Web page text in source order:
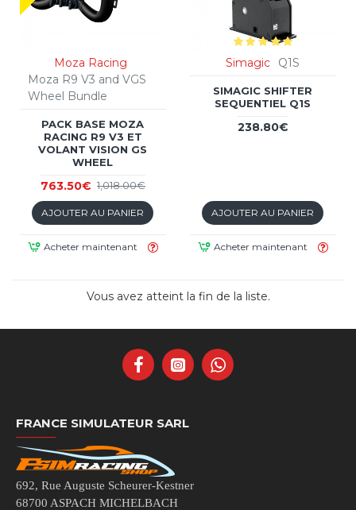
Moza Racing
Moza R9 V3 and VGS
Wheel Bundle
PACK BASE MOZA
RACING R9 V3 ET
VOLANT VISION GS
WHEEL
763.50€ 1,018.00€
AJOUTER AU PANIER
Acheter maintenant
Simagic Q1S
SIMAGIC SHIFTER
SEQUENTIEL Q1S
238.80€
AJOUTER AU PANIER
Acheter maintenant
Vous avez atteint la fin de la liste.
FRANCE SIMULATEUR SARL
692, Rue Auguste Scheurer-Kestner
68700 ASPACH MICHELBACH